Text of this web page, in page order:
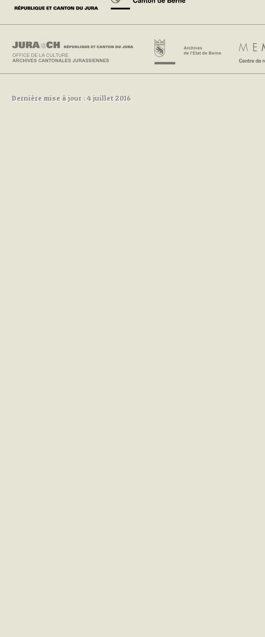
Dernière mise à jour : 4 juillet 2016